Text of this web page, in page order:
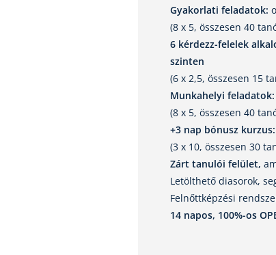
Gyakorlati feladatok:
(8 x 5, összesen 40
6 kérdezz-felelek
szinten
(6 x 2,5, összesen 15
Munkahelyi feladatok:
(8 x 5, összesen 40
+3 nap bónusz kurzus:
(3 x 10, összesen 30
Zárt tanulói felület,
Letölthető diasorok,
Felnőttképzési
14 napos, 100%-os